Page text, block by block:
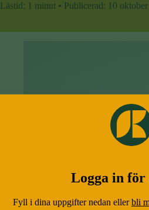
Lästid: 1 minut • Publicerad: 10
Logga in för
Fyll i dina uppgifter nedan ellerbli